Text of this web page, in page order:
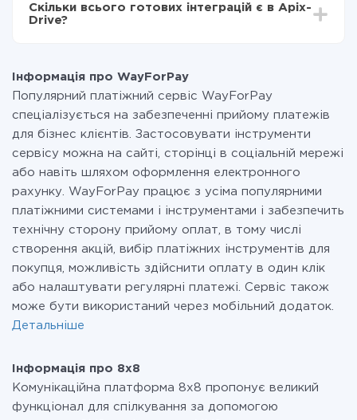
Ви оплачуєте лише кількість даних, які за фактом
передаються з однієї вашої системи в іншу через
при необхідності. Детальніше про
Скільки всього готових інтеграцій є в Apix-
Drive?
Інформація про WayForPay
Популярний платіжний сервіс WayForPay
спеціалізується на забезпеченні прийому платежів
для бізнес клієнтів. Застосовувати інструменти
сервісу можна на сайті, сторінці в соціальній мережі
або навіть шляхом оформлення електронного
рахунку. WayForPay працює з усіма популярними
платіжними системами і інструментами і забезпечить
технічну сторону прийому оплат, в тому числі
створення акцій, вибір платіжних інструментів для
покупця, можливість здійснити оплату в один клік
або налаштувати регулярні платежі. Сервіс також
може бути використаний через мобільний додаток.
Детальніше
Інформація про 8x8
Комунікаційна платформа 8х8 пропонує великий
функціонал для спілкування за допомогою